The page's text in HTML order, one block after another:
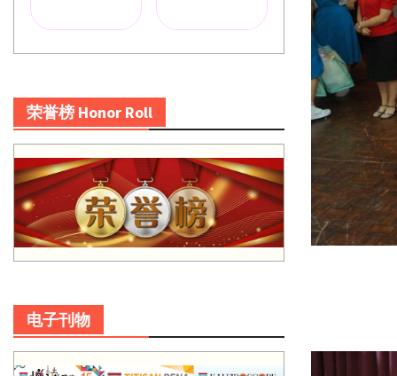
荣誉榜 Honor Roll
电子刊物